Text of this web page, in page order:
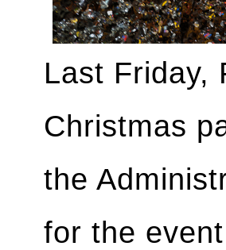
Last Friday,
Christmas
the
for the